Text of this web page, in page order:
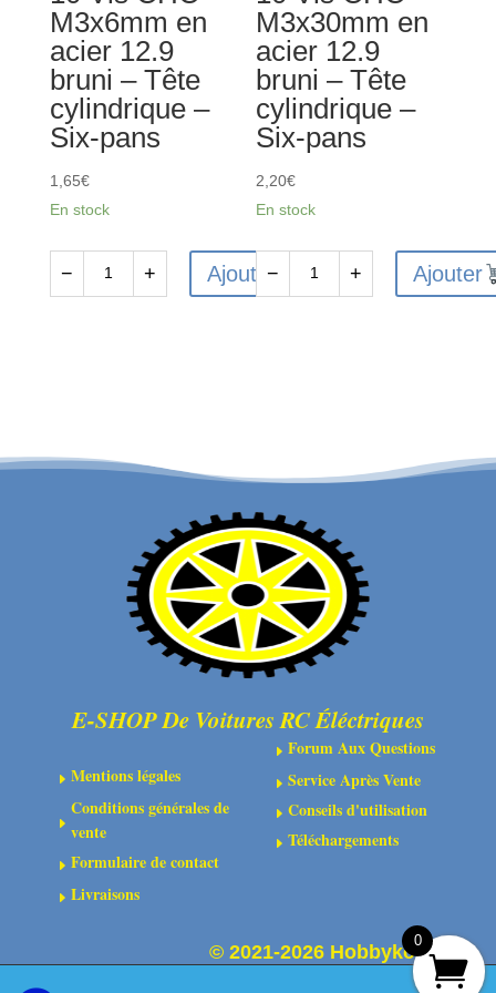
fraisée
-
Six-
pans
fraisée
-
Six-
pans
M3x6mm en
acier 12.9
bruni – Tête
cylindrique –
Six-pans
1,65€
En stock
en
pans
− + Ajouter
M3x30mm en
acier 12.9
bruni – Tête
cylindrique –
Six-pans
2,20€
En stock
acier
12.9
bruni
-
Tête
cylindrique
-
pans
− + Ajouter
E-SHOP De Voitures RC Éléctriques
EMentions légales
E
Conditions générales de
vente
EFormulaire de contact
ELivraisons
E Forum Aux Questions
E Service Après Vente
E Conseils d'utilisation
E Téléchargements
© 2021-2026 Hobbykoo
0